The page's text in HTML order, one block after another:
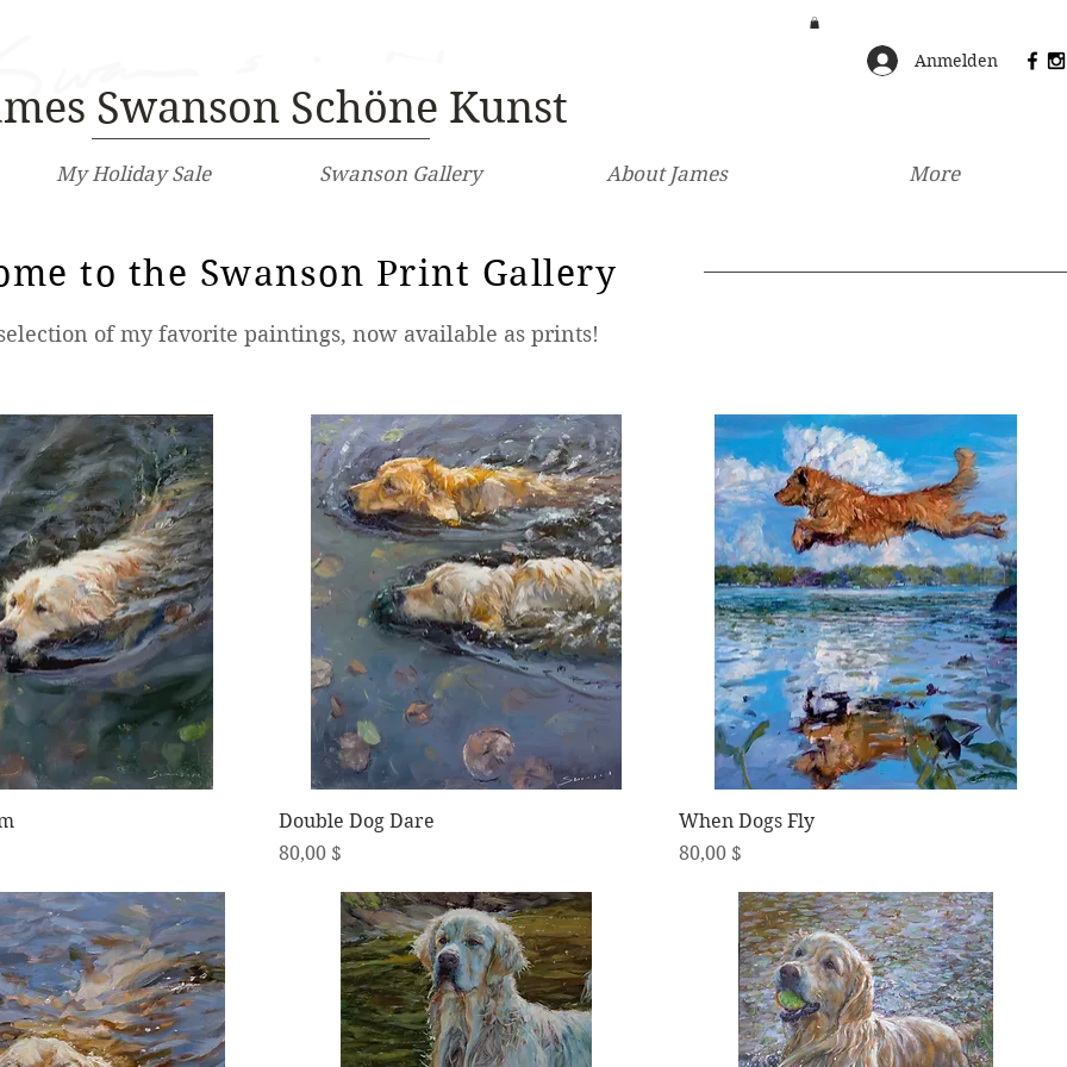
Anmelden
Swanson Schöne Kunst
My Holiday Sale Swanson Gallery About James More
Page Title
to the Swanson Print Gallery
of my favorite paintings, now available as prints!
Schnellansicht Schnellansicht
Double Dog Dare
Preis
80,00 $
Schnellansicht
When Dogs Fly
Preis
80,00 $